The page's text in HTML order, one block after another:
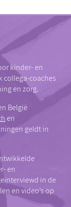
kinder- en
collega-coaches
en zorg.
België
en
geldt in
en
in de
en video’s op